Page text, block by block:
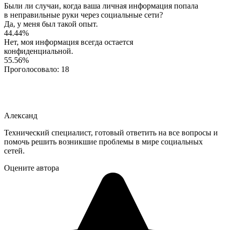
Были ли случаи, когда ваша личная информация попала
в неправильные руки через социальные сети?
Да, у меня был такой опыт.
44.44%
Нет, моя информация всегда остается
конфиденциальной.
55.56%
Проголосовало: 18
Александ
Технический специалист, готовый ответить на все вопросы и
помочь решить возникшие проблемы в мире социальных
сетей.
Оцените автора